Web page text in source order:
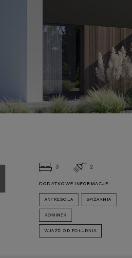
3 2
DODATKOWE INFORMACJE:
ANTRESOLA SPIŻARNIA
KOMINEK
WJAZD OD POŁUDNIA